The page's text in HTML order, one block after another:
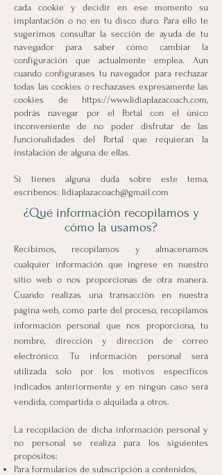
cada cookie y decidir en ese momento su
implantación o no en tu disco duro. Para ello te
sugerimos consultar la sección de ayuda de tu
navegador para saber cómo cambiar la
configuración que actualmente emplea. Aun
cuando configurases tu navegador para rechazar
todas las cookies o rechazases expresamente las
cookies de https://www.lidiaplazacoach.com,
podrás navegar por el Portal con el único
inconveniente de no poder disfrutar de las
funcionalidades del Portal que requieran la
instalación de alguna de ellas.
Si tienes alguna duda sobre este tema,
escríbenos: lidiaplazacoach@gmail.com
¿Qué información recopilamos y
cómo la usamos?
Recibimos, recopilamos y almacenamos
cualquier información que ingrese en nuestro
sitio web o nos proporcionas de otra manera.
Cuando realizas una transacción en nuestra
página web, como parte del proceso, recopilamos
información personal que nos proporciona, tu
nombre, dirección y dirección de correo
electrónico. Tu información personal será
utilizada solo por los motivos específicos
indicados anteriormente y en ningún caso será
vendida, compartida o alquilada a otros.
La recopilación de dicha información personal y
no personal se realiza para los siguientes
propósitos:
Para formularios de subscripción a contenidos,